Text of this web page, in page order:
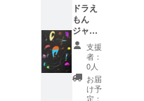
ドラえ
もん
ジャ
ズ
イラス
トボー
ド
33×24c
支援
者：
0人
お届
け予
定：